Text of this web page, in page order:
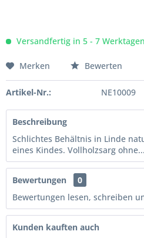
Versandfertig in 5 - 7
Merken Bewerten
Artikel-Nr.: NE10009
Beschreibung
Schlichtes Behältnis in Linde
eines Kindes. Vollholzsarg ohne...
Bewertungen
0
Bewertungen lesen, schreiben
Kunden kauften auch